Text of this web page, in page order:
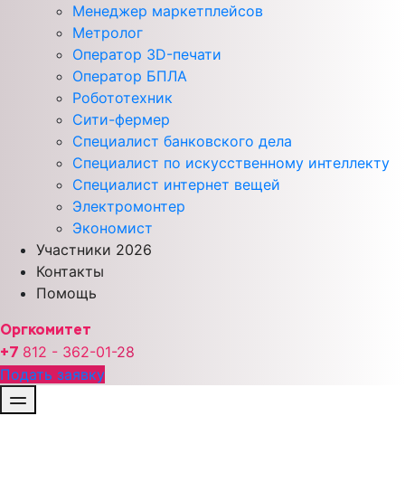
Менеджер маркетплейсов
Метролог
Оператор 3D-печати
Оператор БПЛА
Робототехник
Сити-фермер
Специалист банковского дела
Специалист по искусственному интеллекту
Специалист интернет вещей
Электромонтер
Экономист
Участники 2026
Контакты
Помощь
Оргкомитет
+7 812 - 362-01-28
Подать заявку